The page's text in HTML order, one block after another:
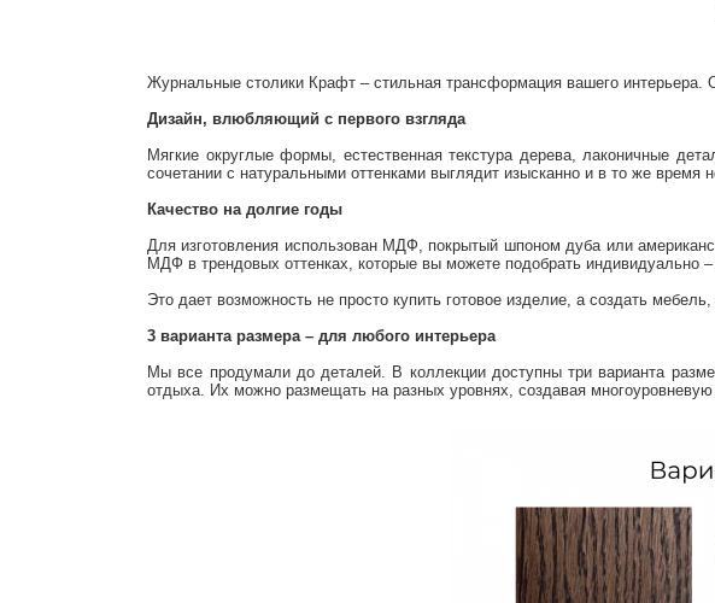
Журнальные столики Крафт – стильная трансформация вашего
Дизайн, влюбляющий с первого взгляда
Мягкие округлые формы, естественная текстура дерева, лаконичные
сочетании с натуральными оттенками выглядит изысканно и в то же
Качество на долгие годы
Для изготовления использован МДФ, покрытый шпоном дуба или
МДФ в трендовых оттенках, которые вы можете подобрать индивидуально
Это дает возможность не просто купить готовое изделие, а создать
3 варианта размера – для любого интерьера
Мы все продумали до деталей. В коллекции доступны три варианта
отдыха. Их можно размещать на разных уровнях, создавая